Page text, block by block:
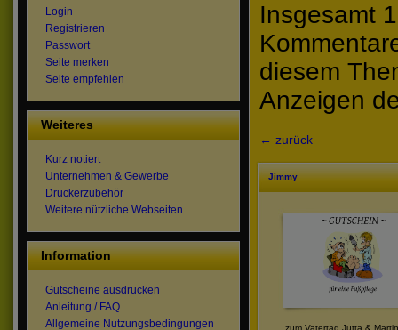
Insgesamt
diesem
Anzeigen
← zurück
Jimmy
zum Vatertag Jutta & Martin
Login
Registrieren
Passwort
Seite merken
Seite empfehlen
Weiteres
Kurz notiert
Unternehmen & Gewerbe
Druckerzubehör
Weitere nützliche Webseiten
Information
Gutscheine ausdrucken
Anleitung / FAQ
Allgemeine Nutzungsbedingungen